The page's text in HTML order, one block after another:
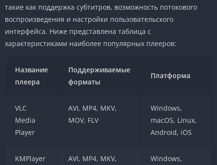
такие как поддержка субтитров, возможность потокового
воспроизведения и настройки пользовательского
интерфейса. Ниже представлена таблица с
характеристиками наиболее популярных плееров:
Название
плеера
Поддерживаемые
форматы
Платформа
VLC
Media
Player
AVI, MP4, MKV,
MOV, FLV
Windows,
macOS, Linux,
Android, iOS
KMPlayer
AVI, MP4, MKV,
Windows,